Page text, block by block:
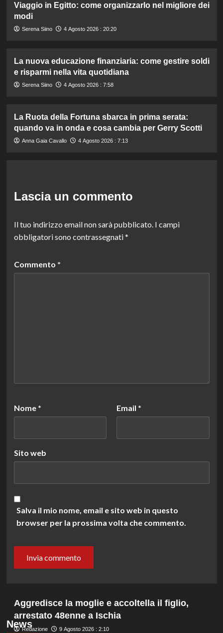
Viaggio in Egitto: come organizzarlo nel migliore dei
modi
Serena Siino 4 Agosto 2026 : 20:20
La nuova educazione finanziaria: come gestire soldi
e risparmi nella vita quotidiana
Serena Siino 4 Agosto 2026 : 7:58
La Ruota della Fortuna sbarca in prima serata:
quando va in onda e cosa cambia per Gerry Scotti
Anna Gaia Cavallo 4 Agosto 2026 : 7:13
Lascia un commento
Il tuo indirizzo email non sarà pubblicato. I campi
obbligatori sono contrassegnati*
Commento *
Nome * Email *
Sito web
Salva il mio nome, email e sito web in questo
browser per la prossima volta che commento.
News
Aggredisce la moglie e accoltella il figlio,
arrestato 48enne a Ischia
Redazione 9 Agosto 2026 : 2:10